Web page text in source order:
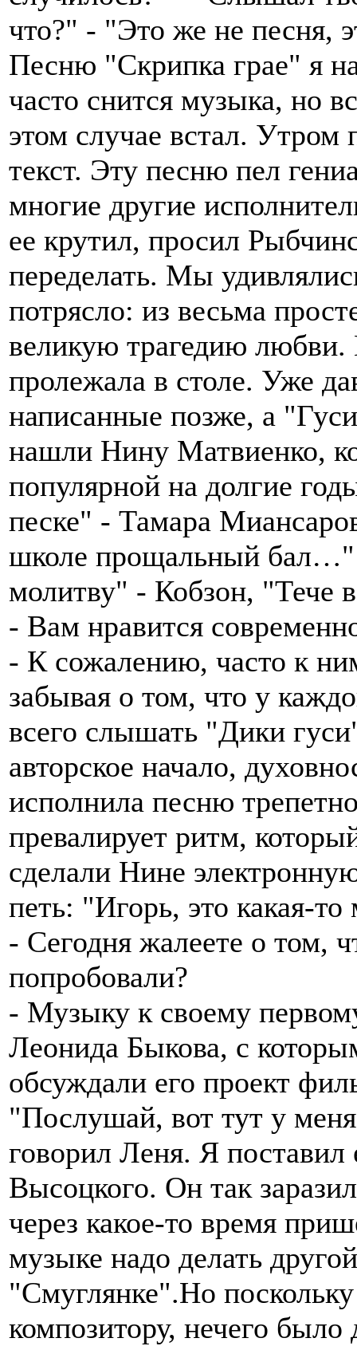
что?" - "Это же не песня,
Песню "Скрипка грае" я
часто снится музыка, но
этом случае встал.
текст. Эту песню пел
многие другие
ее крутил, просил
переделать. Мы
потрясло: из весьма
великую трагедию
пролежала в столе. Уже
написанные позже, а
нашли Нину Матвиенко,
популярной на долгие
песке" - Тамара
школе прощальный
молитву" - Кобзон, "Тече
- Вам нравится
- К сожалению, часто к
забывая о том, что у
всего слышать "Дики
авторское начало,
исполнила песню
превалирует ритм,
сделали Нине
петь: "Игорь, это какая-то
- Сегодня жалеете о том,
попробовали?
- Музыку к своему
Леонида Быкова, с
обсуждали его проект
"Послушай, вот тут у
говорил Леня. Я
Высоцкого. Он так
через какое-то время
музыке надо делать
"Смуглянке".Но
композитору, нечего